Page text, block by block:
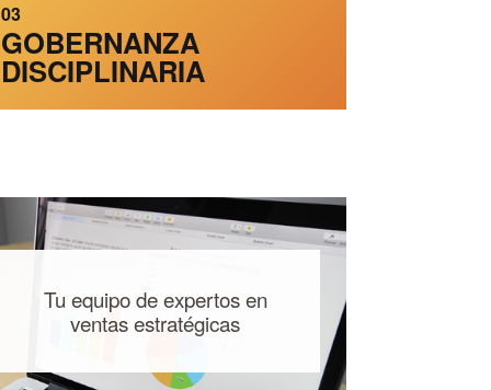
03
GOBERNANZA
DISCIPLINARIA
Tu equipo de expertos en
ventas estratégicas